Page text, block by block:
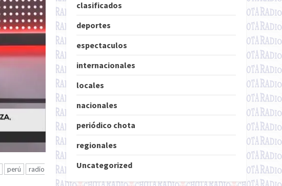
perú
radio
clasificados
deportes
espectaculos
internacionales
locales
nacionales
periódico chota
regionales
Uncategorized